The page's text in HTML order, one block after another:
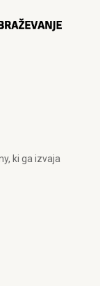
ki ga izvaja